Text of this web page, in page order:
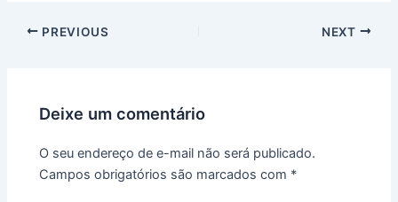
PREVIOUS NEXT
Deixe um comentário
O seu endereço de e-mail não será publicado.
Campos obrigatórios são marcados com *